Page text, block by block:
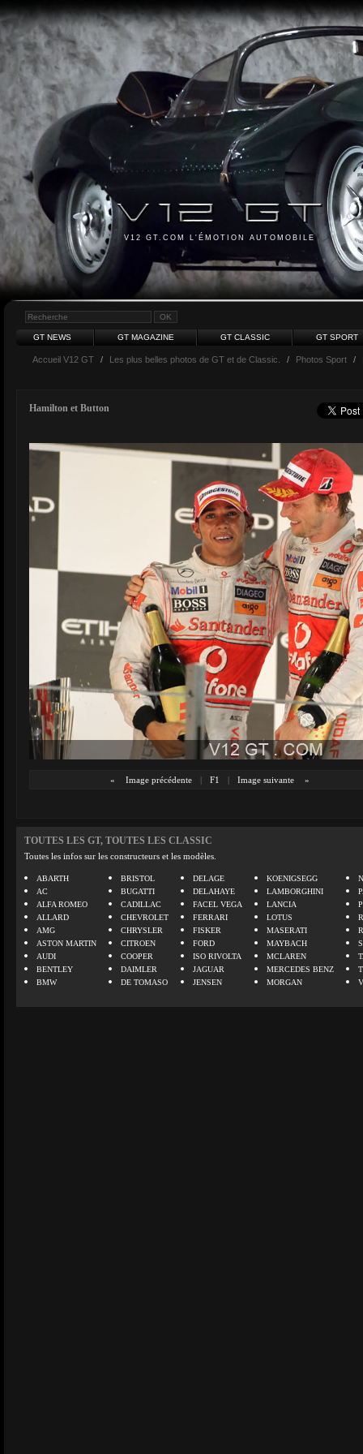
V12 GT.COM L'ÉMOTION AUTOMOBILE
GT NEWS GT MAGAZINE GT CLASSIC GT SPORT
Accueil V12 GT / Les plus belles photos de GT et de Classic. / Photos Sport /
Hamilton et Button
« Image précédente | F1 | Image suivante »
TOUTES LES GT, TOUTES LES CLASSIC
Toutes les infos sur les constructeurs et les modèles.
ABARTH
AC
ALFA ROMEO
ALLARD
AMG
ASTON MARTIN
AUDI
BENTLEY
BMW
BRISTOL
BUGATTI
CADILLAC
CHEVROLET
CHRYSLER
CITROEN
COOPER
DAIMLER
DE TOMASO
DELAGE
DELAHAYE
FACEL VEGA
FERRARI
FISKER
FORD
ISO RIVOLTA
JAGUAR
JENSEN
KOENIGSEGG
LAMBORGHINI
LANCIA
LOTUS
MASERATI
MAYBACH
MCLAREN
MERCEDES BENZ
MORGAN